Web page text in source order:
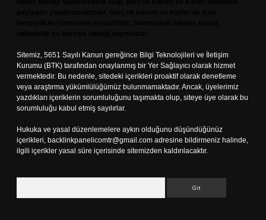
Sitemiz, 5651 Sayılı Kanun gereğince Bilgi Teknolojileri ve İletişim
Kurumu (BTK) tarafından onaylanmış bir Yer Sağlayıcı olarak hizmet
vermektedir. Bu nedenle, sitedeki içerikleri proaktif olarak denetleme
veya araştırma yükümlülüğümüz bulunmamaktadır. Ancak, üyelerimiz
yazdıkları içeriklerin sorumluluğunu taşımakta olup, siteye üye olarak bu
sorumluluğu kabul etmiş sayılırlar.
Hukuka ve yasal düzenlemelere aykırı olduğunu düşündüğünüz
içerikleri, backlinkpanelicomtr@gmail.com adresine bildirmeniz halinde,
ilgili içerikler yasal süre içerisinde sitemizden kaldırılacaktır.